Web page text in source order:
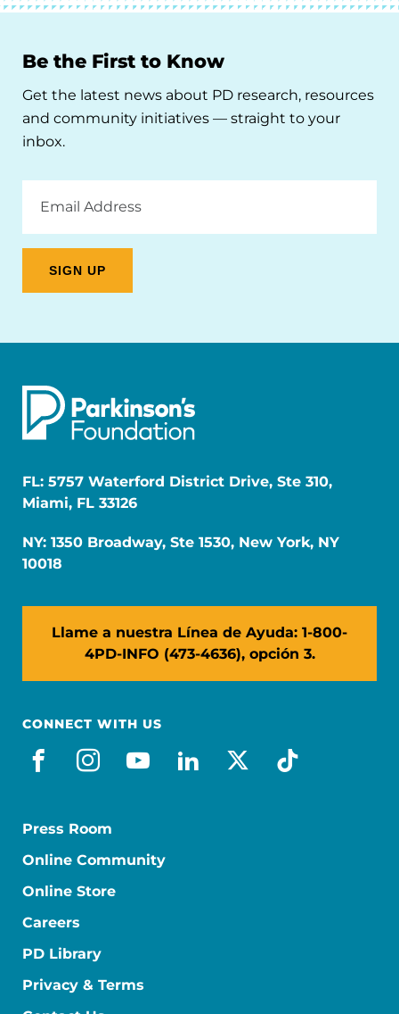
Be the First to Know
Get the latest news about PD research, resources
and community initiatives — straight to your
inbox.
Address
FL: 5757 Waterford District Drive, Ste 310,
Miami, FL 33126
NY: 1350 Broadway, Ste 1530, New York, NY
10018
Llame a nuestra Línea de Ayuda: 1-800-
4PD-INFO (473-4636), opción 3.
CONNECT WITH US
facebook_es
instagram
youtube
linkedin
x-socialtiktok
Press Room
Online Community
Online Store
Careers
PD Library
Privacy & Terms